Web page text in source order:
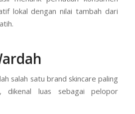
lokal dengan nilai tambah dari
salah satu brand skincare paling
dikenal luas sebagai pelopor